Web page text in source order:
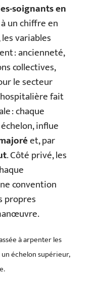
soignants en
un chiffre en
variables
: ancienneté,
collectives,
le secteur
hospitalière fait
: chaque
influe
et, par
. Côté privé, les
convention
propres
à arpenter les
échelon supérieur,